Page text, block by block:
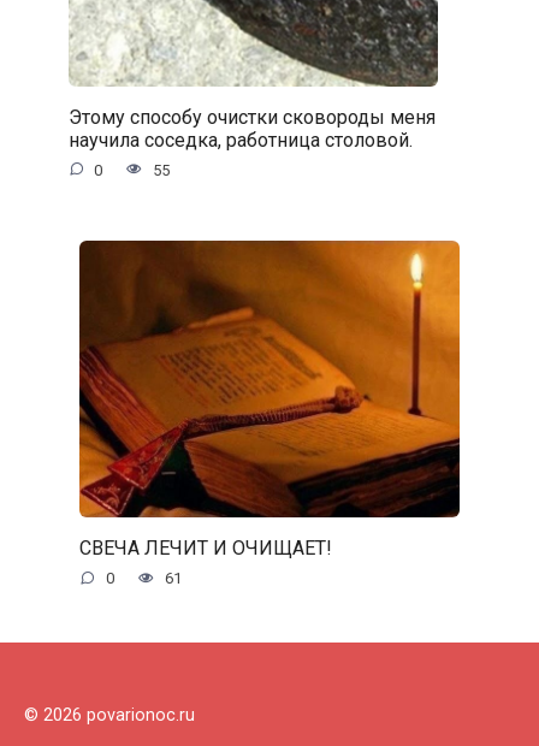
Этому способу очистки сковороды меня
научила соседка, работница столовой.
0 55
СВЕЧА ЛЕЧИТ И ОЧИЩАЕТ!
0 61
© 2026 povarionoc.ru